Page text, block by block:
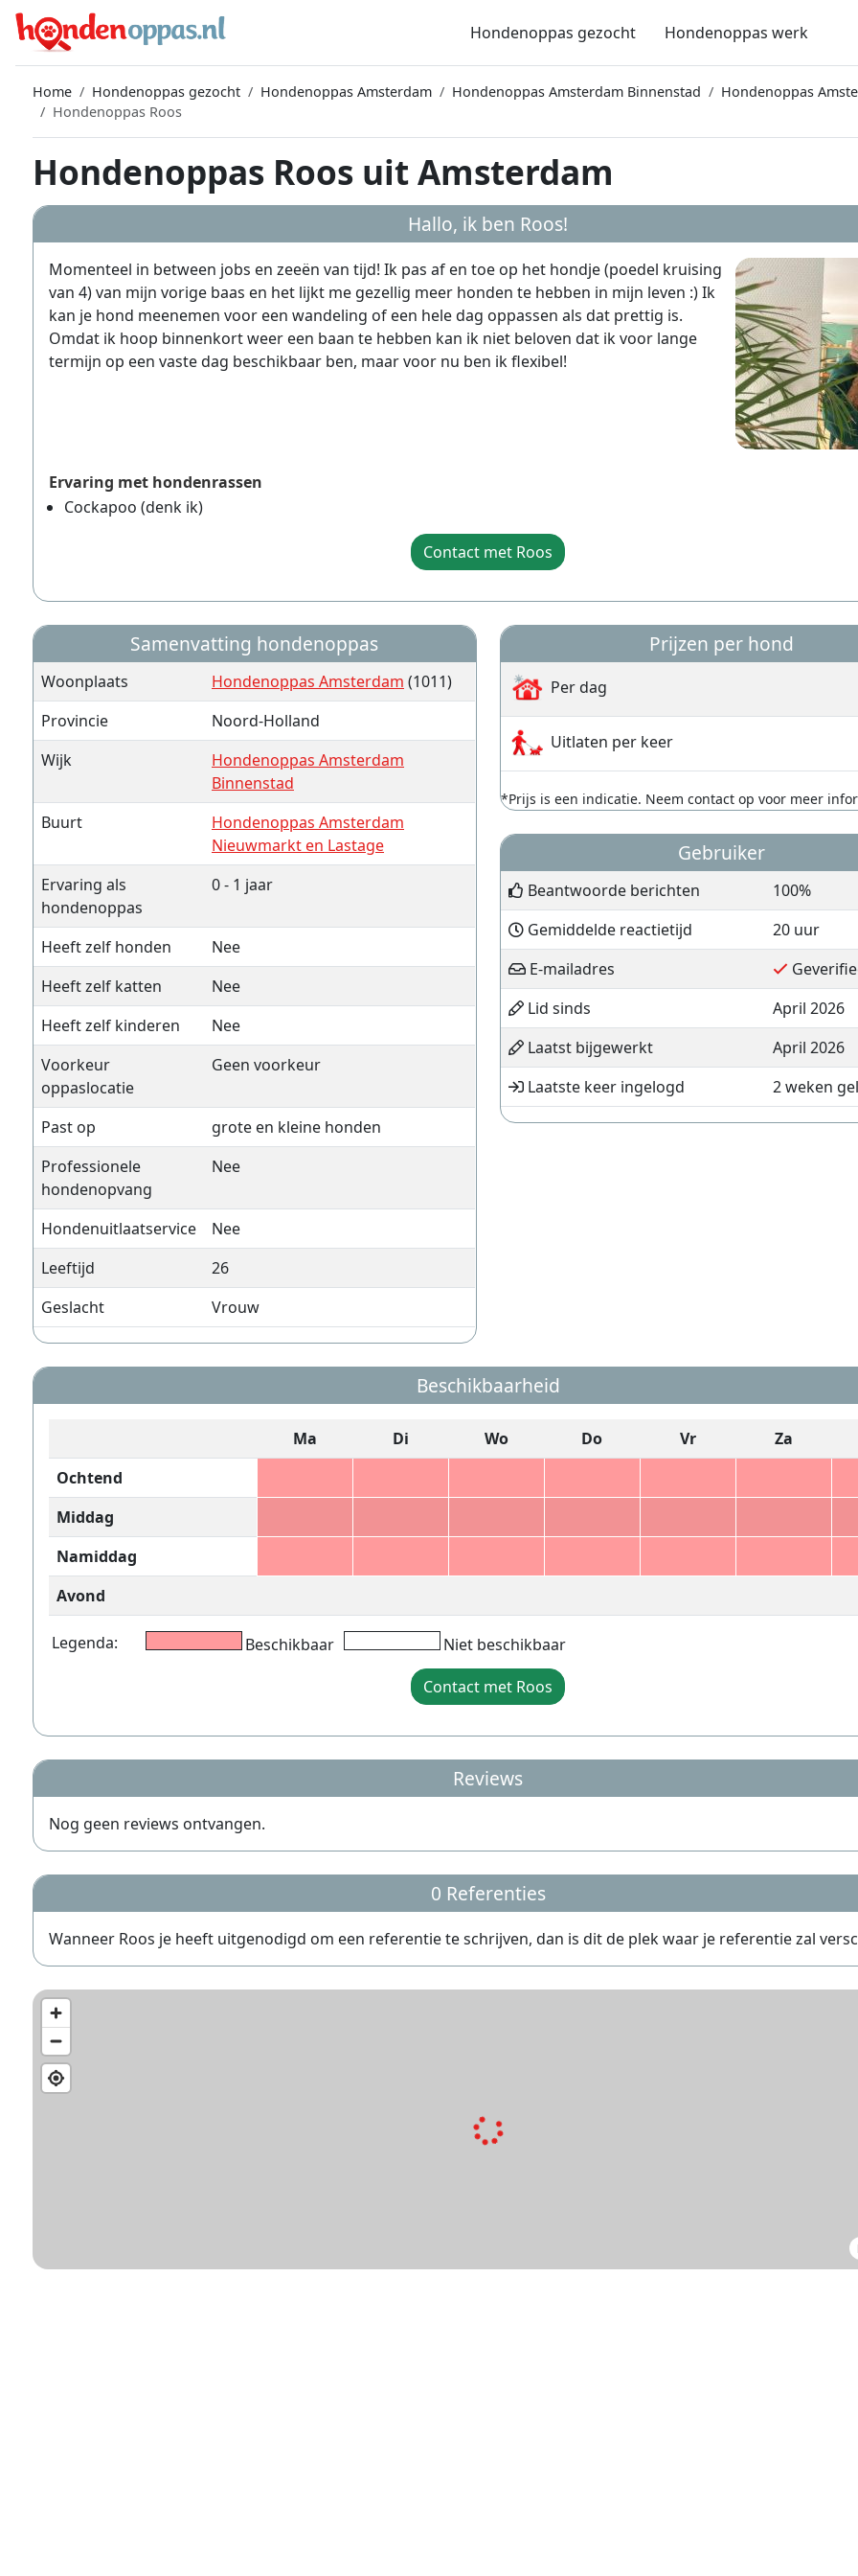
Hondenoppas gezocht Hondenoppas werk
Home Hondenoppas gezocht Hondenoppas Amsterdam Hondenoppas Amsterdam Binnenstad
Hondenoppas
Hondenoppas Roos
Hondenoppas Roos uit Amsterdam
Hallo, ik ben Roos!
Momenteel in between jobs en zeeën van tijd! Ik pas af en toe op het hondje (poedel kruising
van 4) van mijn vorige baas en het lijkt me gezellig meer honden te hebben in mijn leven :) Ik
kan je hond meenemen voor een wandeling of een hele dag oppassen als dat prettig is.
Omdat ik hoop binnenkort weer een baan te hebben kan ik niet beloven dat ik voor lange
termijn op een vaste dag beschikbaar ben, maar voor nu ben ik flexibel!
Ervaring met hondenrassen
Cockapoo (denk ik)
Contact met Roos
Samenvatting hondenoppas
Woonplaats Hondenoppas Amsterdam (1011)
Provincie
Noord-Holland
Wijk
Hondenoppas Amsterdam
Binnenstad
Buurt
Hondenoppas Amsterdam
Nieuwmarkt en Lastage
Ervaring als
hondenoppas
0 - 1 jaar
Heeft zelf honden
Nee
Heeft zelf katten
Nee
Heeft zelf kinderen
Nee
Voorkeur
oppaslocatie
Geen voorkeur
Past op
grote en kleine honden
Professionele
hondenopvang
Nee
Hondenuitlaatservice
Nee
Leeftijd
26
Geslacht
Vrouw
Prijzen per hond
Per dag
Uitlaten per keer
*Prijs is een indicatie. Neem contact op voor meer
Gebruiker
Beantwoorde berichten
100%
Gemiddelde reactietijd
20 uur
E-mailadres
Lid sinds
April 2026
Laatst bijgewerkt
April 2026
Laatste keer ingelogd
2 weken
Beschikbaarheid
Ma Di Wo Do Vr
Za
Ochtend
Middag
Namiddag
Avond
Legenda: Beschikbaar
Niet beschikbaar
Contact met Roos
Reviews
Nog geen reviews ontvangen.
0 Referenties
Wanneer Roos je heeft uitgenodigd om een referentie te schrijven, dan is dit de plek waar je referentie zal